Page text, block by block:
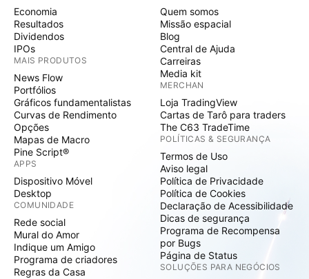
Economia
Resultados
Dividendos
IPOs
MAIS PRODUTOS
News Flow
Portfólios
Gráficos fundamentalistas
Curvas de Rendimento
Opções
Mapas de Macro
Pine Script®
APPS
Dispositivo Móvel
Desktop
COMUNIDADE
Rede social
Mural do Amor
Indique um Amigo
Programa de criadores
Regras da Casa
Quem somos
Missão espacial
Blog
Central de Ajuda
Carreiras
Media kit
MERCHAN
Loja TradingView
Cartas de Tarô para traders
The C63 TradeTime
POLÍTICAS & SEGURANÇA
Termos de Uso
Aviso legal
Política de Privacidade
Política de Cookies
Declaração de Acessibilidade
Dicas de segurança
Programa de Recompensa
por Bugs
Página de Status
SOLUÇÕES PARA NEGÓCIOS